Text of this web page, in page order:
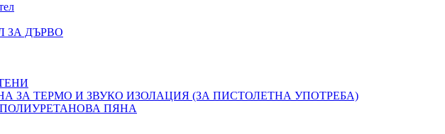
ЗА ДЪРВО
ЗА ТЕРМО И ЗВУКО ИЗОЛАЦИЯ (ЗА ПИСТОЛЕТНА УПОТРЕБА)
ПЯНА